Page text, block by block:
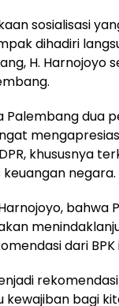
sosialisasi
dihadiri
H. Harnojoyo
Palembang dua
khususnya
negara.
bahwa
dari BPK
rekomendasi
kewajiban bagi